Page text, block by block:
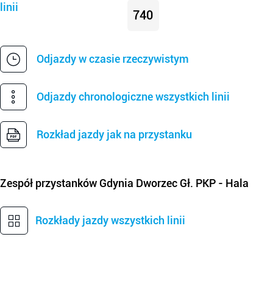
linii
740
Odjazdy w czasie rzeczywistym
Odjazdy chronologiczne wszystkich linii
Rozkład jazdy jak na przystanku
Zespół przystanków Gdynia Dworzec Gł. PKP - Hala
Rozkłady jazdy wszystkich linii